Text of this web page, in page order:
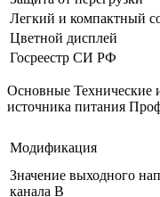
Легкий и компактный
Цветной дисплей
Госреестр СИ РФ
Основные Технические
источника питания
Модификация
Значение выходного
канала В